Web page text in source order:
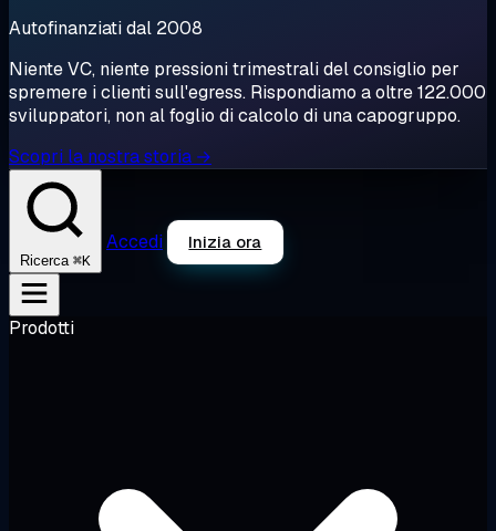
Autofinanziati dal 2008
Niente VC, niente pressioni trimestrali del consiglio per
spremere i clienti sull'egress. Rispondiamo a oltre 122.000
sviluppatori, non al foglio di calcolo di una capogruppo.
Scopri la nostra storia →
Ricerca ⌘K
Accedi Inizia ora
Prodotti